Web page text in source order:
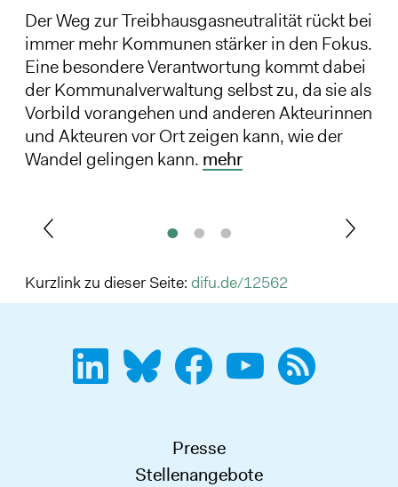
Der Weg zur Treibhausgasneutralität rückt bei
immer mehr Kommunen stärker in den Fokus.
Eine besondere Verantwortung kommt dabei
der Kommunalverwaltung selbst zu, da sie als
Vorbild vorangehen und anderen Akteurinnen
und Akteuren vor Ort zeigen kann, wie der
Wandel gelingen kann. mehr
Kurzlink zu dieser Seite: difu.de/12562
Presse
Stellenangebote